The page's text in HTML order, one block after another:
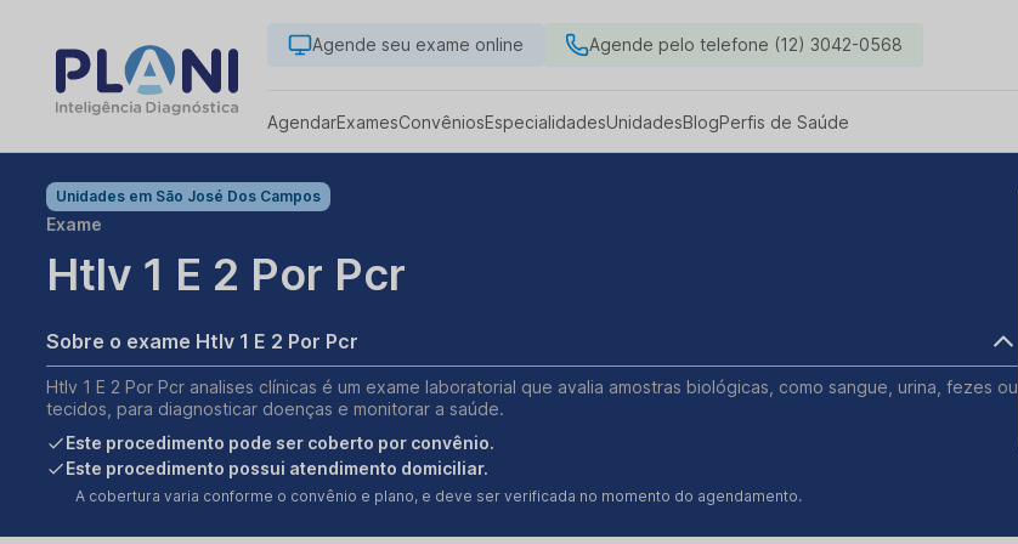
Agende seu exame online Agende pelo telefone (12) 3042-0568
AgendarExamesConvêniosEspecialidadesUnidadesBlogPerfis de Saúde
Unidades em São José Dos Campos
Exame
Htlv 1 E 2 Por Pcr
Sobre o exame Htlv 1 E 2 Por Pcr
Htlv 1 E 2 Por Pcr analises clínicas é um exame laboratorial que avalia amostras biológicas, como sangue, urina, fezes ou
tecidos, para diagnosticar doenças e monitorar a saúde.
Este procedimento pode ser coberto por convênio.
Este procedimento possui atendimento domiciliar.
A cobertura varia conforme o convênio e plano, e deve ser verificada no momento do agendamento.